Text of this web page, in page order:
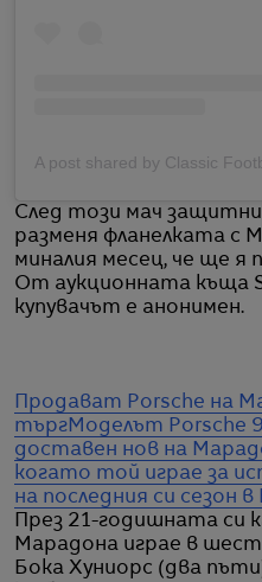
След този мач
разменя фланелката с
миналия месец, че ще я
От аукционната къща
купувачът е анонимен.
Продават Porsche на
търгМоделът Porsche
доставен нов на
когато той играе за
на последния си сезон
През 21-годишната си
Марадона играе в
Бока Хуниорс (два